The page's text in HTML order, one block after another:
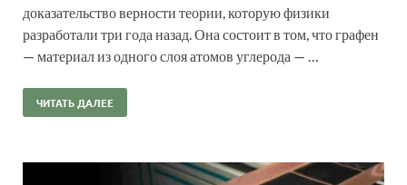
доказательство верности теории, которую физики
разработали три года назад. Она состоит в том, что графен
— материал из одного слоя атомов углерода — …
ЧИТАТЬ ДАЛЕЕ